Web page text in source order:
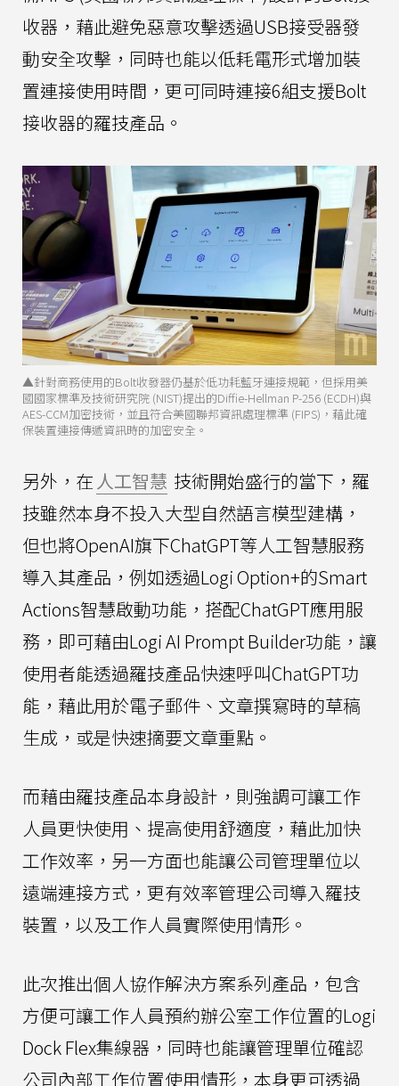
收器，藉此避免惡意攻擊透過USB接受器發
動安全攻擊，同時也能以低耗電形式增加裝
置連接使用時間，更可同時連接6組支援Bolt
接收器的羅技產品。
▲針對商務使用的Bolt收發器仍基於低功耗藍牙連接規範，但採用美
國國家標準及技術研究院 (NIST)提出的Diffie-Hellman P-256 (ECDH)與
AES-CCM加密技術，並且符合美國聯邦資訊處理標準 (FIPS)，藉此確
保裝置連接傳遞資訊時的加密安全。
另外，在 人工智慧 技術開始盛行的當下，羅
技雖然本身不投入大型自然語言模型建構，
但也將OpenAI旗下ChatGPT等人工智慧服務
導入其產品，例如透過Logi Option+的Smart
Actions智慧啟動功能，搭配ChatGPT應用服
務，即可藉由Logi AI Prompt Builder功能，讓
使用者能透過羅技產品快速呼叫ChatGPT功
能，藉此用於電子郵件、文章撰寫時的草稿
生成，或是快速摘要文章重點。
而藉由羅技產品本身設計，則強調可讓工作
人員更快使用、提高使用舒適度，藉此加快
工作效率，另一方面也能讓公司管理單位以
遠端連接方式，更有效率管理公司導入羅技
裝置，以及工作人員實際使用情形。
此次推出個人協作解決方案系列產品，包含
方便可讓工作人員預約辦公室工作位置的Logi
Dock Flex集線器，同時也能讓管理單位確認
公司內部工作位置使用情形，本身更可透過